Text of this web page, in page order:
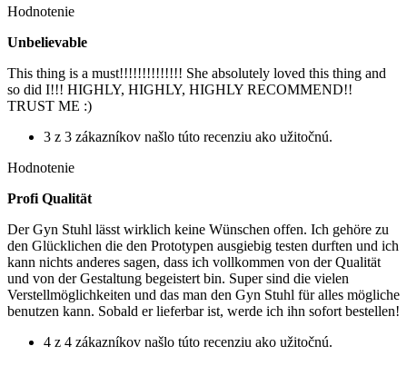
Hodnotenie
Unbelievable
This thing is a must!!!!!!!!!!!!!! She absolutely loved this thing and
so did I!!! HIGHLY, HIGHLY, HIGHLY RECOMMEND!!
TRUST ME :)
3 z 3 zákazníkov našlo túto recenziu ako užitočnú.
Hodnotenie
Profi Qualität
Der Gyn Stuhl lässt wirklich keine Wünschen offen. Ich gehöre zu
den Glücklichen die den Prototypen ausgiebig testen durften und ich
kann nichts anderes sagen, dass ich vollkommen von der Qualität
und von der Gestaltung begeistert bin. Super sind die vielen
Verstellmöglichkeiten und das man den Gyn Stuhl für alles mögliche
benutzen kann. Sobald er lieferbar ist, werde ich ihn sofort bestellen!
4 z 4 zákazníkov našlo túto recenziu ako užitočnú.